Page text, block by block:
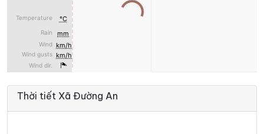
Thời tiết Xã Đường An